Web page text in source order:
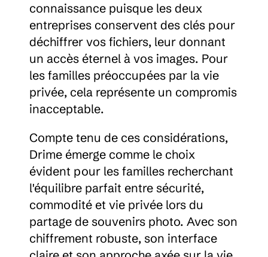
connaissance puisque les deux
entreprises conservent des clés pour
déchiffrer vos fichiers, leur donnant
un accès éternel à vos images. Pour
les familles préoccupées par la vie
privée, cela représente un compromis
inacceptable.
Compte tenu de ces considérations,
Drime émerge comme le choix
évident pour les familles recherchant
l'équilibre parfait entre sécurité,
commodité et vie privée lors du
partage de souvenirs photo. Avec son
chiffrement robuste, son interface